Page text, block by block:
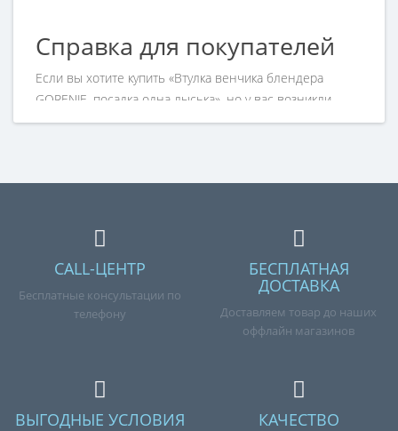
Справка для покупателей
Если вы хотите купить «Втулка венчика блендера
GORENJE, посадка одна лыська», но у вас возникли
сложности соформлением заказа, обращайтесь к
CALL-ЦЕНТР
Бесплатные консультации по
телефону
БЕСПЛАТНАЯ
ДОСТАВКА
Доставляем товар до наших
оффлайн магазинов
ВЫГОДНЫЕ УСЛОВИЯ КАЧЕСТВО